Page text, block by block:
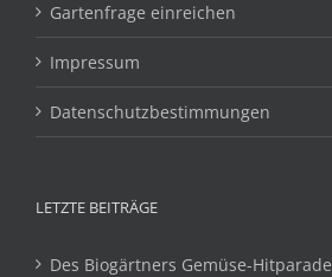
Gartenfrage einreichen
Impressum
Datenschutzbestimmungen
LETZTE BEITRÄGE
Des Biogärtners Gemüse-Hitparade